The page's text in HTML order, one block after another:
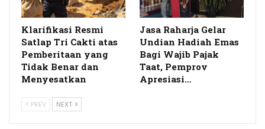
Klarifikasi Resmi
Satlap Tri Cakti atas
Pemberitaan yang
Tidak Benar dan
Menyesatkan
Jasa Raharja Gelar
Undian Hadiah Emas
Bagi Wajib Pajak
Taat, Pemprov
Apresiasi…
PREV NEXT